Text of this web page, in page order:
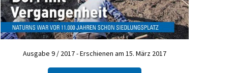
Ausgabe 9 / 2017 - Erschienen am 15. März 2017